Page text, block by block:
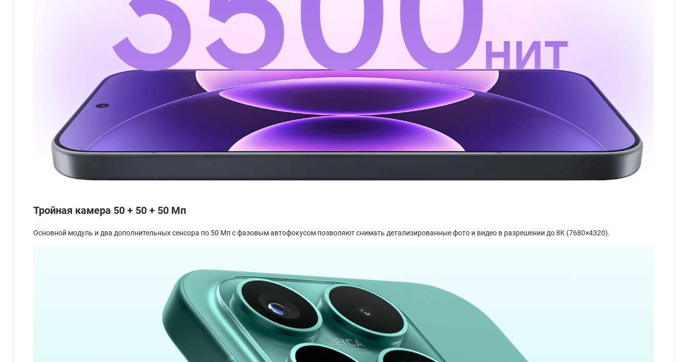
Тройная камера 50 + 50 + 50 Мп
Основной модуль и два дополнительных сенсора по 50 Мп с фазовым автофокусом позволяют снимать детализированные фото и видео в разрешении до 8K (7680×4320).